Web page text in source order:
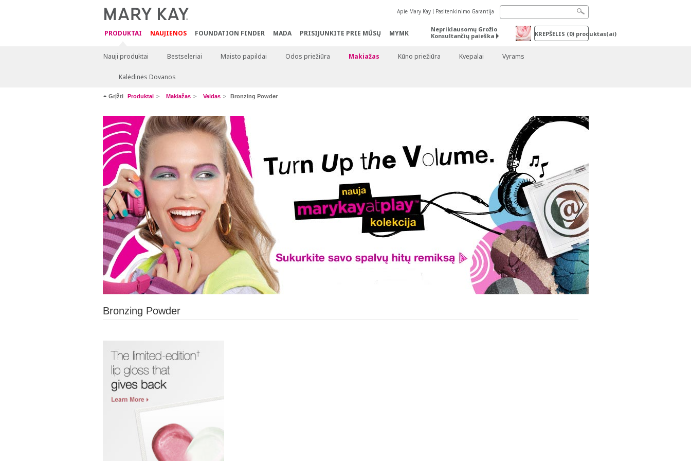
PRODUKTAI NAUJIENOS FOUNDATION FINDER MADA PRISIJUNKITE PRIE MŪSŲ MYMK
Apie Mary Kay Pasitenkinimo Garantija
Nepriklausomų Grožio
Konsultančių paieška
KREPŠELIS (0) produktas(ai)
Nauji produktai Bestseleriai Maisto papildai Odos priežiūra Makiažas Kūno priežiūra Kvepalai Vyrams
Kalėdinės Dovanos
Grįžti Produktai Makiažas Veidas Bronzing Powder
Bronzing Powder